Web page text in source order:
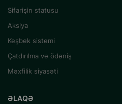
Sifarişin statusu
Aksiya
Keşbek sistemi
Çatdırılma və ödəniş
Məxfilik siyasəti
ƏLAQƏ